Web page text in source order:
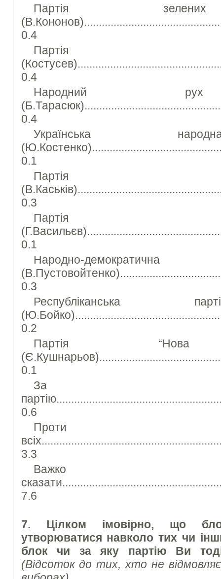
Партія
0.4
Партія
0.4
Народний
0.4
Українська
0.1
Партія
0.3
Партія
0.1
Народно-
0.3
Республіканська
0.2
Партія “Нова
0.1
За
0.6
Проти
3.3
Важко
7.6
7. Цілком імовірно, що
утворюватися навколо тих чи
блок чи за яку партію Ви
(Відсоток до тих, хто не